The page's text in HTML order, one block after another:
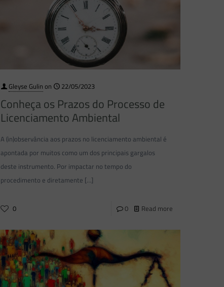
Gleyse Gulin on 22/05/2023
Conheça os Prazos do Processo de
Licenciamento Ambiental
A (in)observância aos prazos no licenciamento ambiental é
apontada por muitos como um dos principais gargalos
deste instrumento. Por impactar no tempo do
procedimento e diretamente […]
0 0 Read more